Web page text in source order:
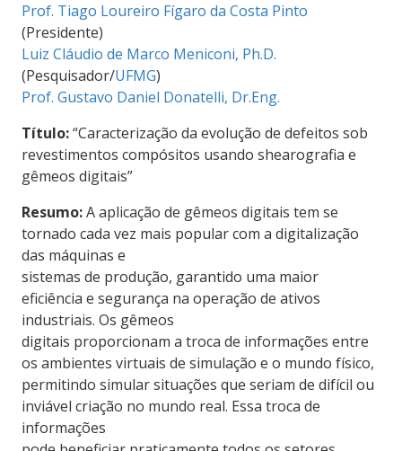
Prof. Tiago Loureiro Fígaro da Costa Pinto
(Presidente)
Luiz Cláudio de Marco Meniconi, Ph.D.
(Pesquisador/UFMG)
Prof. Gustavo Daniel Donatelli, Dr.Eng.
Título:“Caracterização da evolução de defeitos sob
revestimentos compósitos usando shearografia e
gêmeos digitais”
Resumo:A aplicação de gêmeos digitais tem se
tornado cada vez mais popular com a digitalização
das máquinas e
sistemas de produção, garantido uma maior
eficiência e segurança na operação de ativos
industriais. Os gêmeos
digitais proporcionam a troca de informações entre
os ambientes virtuais de simulação e o mundo físico,
permitindo simular situações que seriam de difícil ou
inviável criação no mundo real. Essa troca de
informações